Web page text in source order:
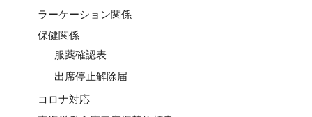
ラーケーション関係
保健関係
服薬確認表
出席停止解除届
コロナ対応